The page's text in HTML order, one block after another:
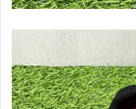
【Mizuno】男背心
【Mizuno】男長褲
【Mizuno】男款外套&套裝